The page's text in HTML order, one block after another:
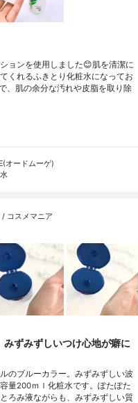
ョンを使用しました😊肌を清潔に
くれるふきとり化粧水になってお
、肌の余分な汚れや皮脂を取り除
オードムーゲ)
コスメマニア
みずみずしいつけ心地が癖に
のブルーカラー。みずみずしい波
量200ｍｌ化粧水です。ぽたぽた
ろみ液ながらも、みずみずしい質